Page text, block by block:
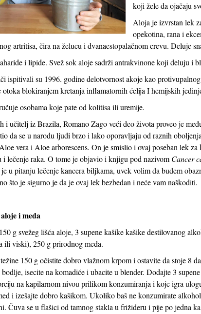
koji žele da ojačaju
Aloja je izvrstan lek
opekotina, rana i
artritisa, čira na želucu i dvanaestopalačnom crevu. Deluje
i lipide. Svež sok aloje sadrži antrakvinone koji deluju i
ispitivali su 1996. godine delotvornost akoje kao
otoka blokiranjem kretanja inflamatornih ćelija I hemijskih
osobama koje pate od kolitisa ili uremije.
i učitelj iz Brazila, Romano Zago veći deo života proveo je
da se u narodu ljudi brzo i lako oporavljaju od raznih
vera i Aloe arborescens. On je smislio i ovaj poseban lek
i lečenje raka. O tome je objavio i knjigu pod nazivom Cancer
u pitanju lečenje kancera biljkama, uvek volim da budem
što je sigurno je da je ovaj lek bezbedan i neće vam naškoditi.
i meda
g svežeg lišća aloje, 3 supene kašike kašike destilovanog
ili viski), 250 g prirodnog meda.
150 g očistite dobro vlažnom krpom i ostavite da stoje 8
isecite na komadiće i ubacite u blender. Dodajte 3
na kapilarnom nivou prilikom konzumiranja i koje igra
i izešajte dobro kašikom. Ukoliko baš ne konzumirate
Čuva se u flašici od tamnog stakla u frižideru i pije po jedna